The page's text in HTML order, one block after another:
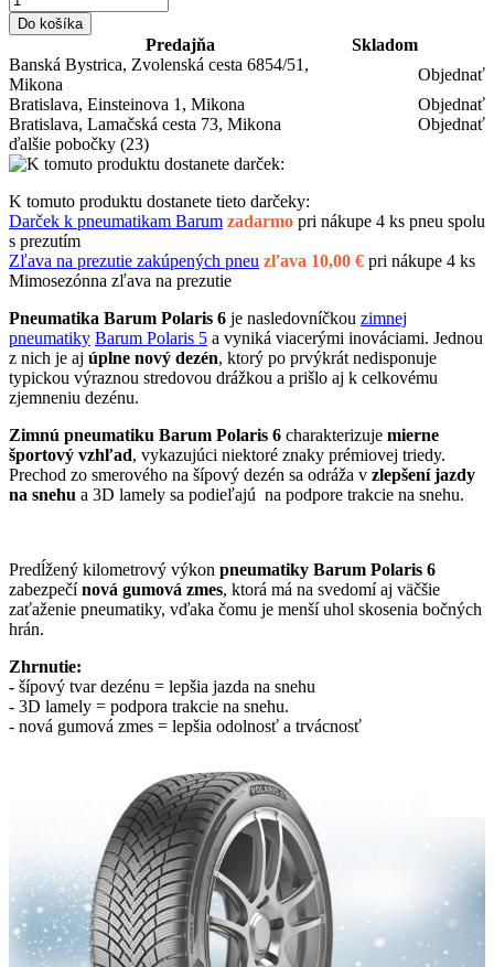
Do košíka
Predajňa
Skladom
Banská Bystrica, Zvolenská cesta 6854/51,
Mikona
Objednať
Bratislava, Einsteinova 1, Mikona
Objednať
Bratislava, Lamačská cesta 73, Mikona
Objednať
ďalšie pobočky (23)
K tomuto produktu dostanete tieto darčeky:
Darček k pneumatikam Barum zadarmo pri nákupe 4 ks pneu spolu
s prezutím
Zľava na prezutie zakúpených pneu zľava 10,00 € pri nákupe 4 ks
Mimosezónna zľava na prezutie
Pneumatika Barum Polaris 6 je nasledovníčkou zimnej
pneumatiky Barum Polaris 5 a vyniká viacerými inováciami. Jednou
z nich je aj úplne nový dezén, ktorý po prvýkrát nedisponuje
typickou výraznou stredovou drážkou a prišlo aj k celkovému
zjemneniu dezénu.
Zimnú pneumatiku Barum Polaris 6 charakterizuje mierne
športový vzhľad, vykazujúci niektoré znaky prémiovej triedy.
Prechod zo smerového na šípový dezén sa odráža v zlepšení jazdy
na snehu a 3D lamely sa podieľajú na podpore trakcie na snehu.
Predĺžený kilometrový výkon pneumatiky Barum Polaris 6
zabezpečínová gumová zmes, ktorá má na svedomí aj väčšie
zaťaženie pneumatiky, vďaka čomu je menší uhol skosenia bočných
hrán.
Zhrnutie:
- šípový tvar dezénu = lepšia jazda na snehu
- 3D lamely = podpora trakcie na snehu.
- nová gumová zmes = lepšia odolnosť a trvácnosť